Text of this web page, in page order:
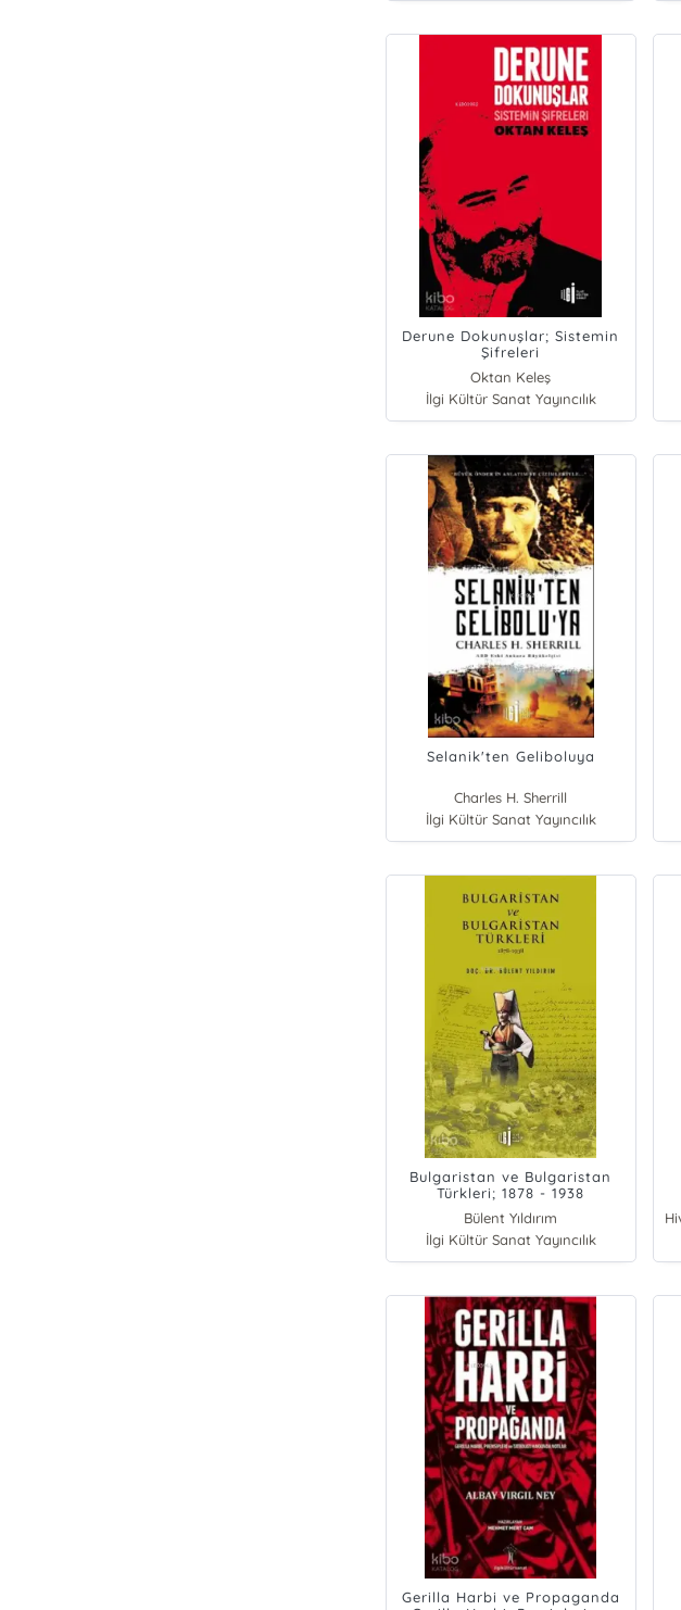
Derune Dokunuşlar; Sistemin
Şifreleri
Oktan Keleş
İlgi Kültür Sanat Yayıncılık
Selanik'ten Geliboluya
Charles H. Sherrill
İlgi Kültür Sanat Yayıncılık
Bulgaristan ve Bulgaristan
Türkleri; 1878 - 1938
Bülent Yıldırım
İlgi Kültür Sanat Yayıncılık
Gerilla Harbi ve Propaganda